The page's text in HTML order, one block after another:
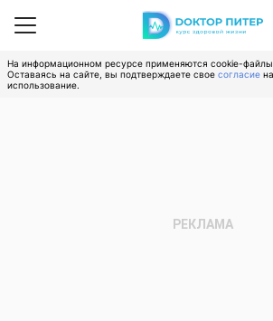
На информационном ресурсе применяются cookie-
Оставаясь на сайте, вы подтверждаете свое согласие
использование.